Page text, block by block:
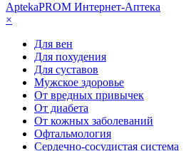
AptekaPROM Интернет-Аптека
×
Для вен
Для похудения
Для суставов
Мужское здоровье
От вредных привычек
От диабета
От кожных заболеваний
Офтальмология
Сердечно-сосудистая система